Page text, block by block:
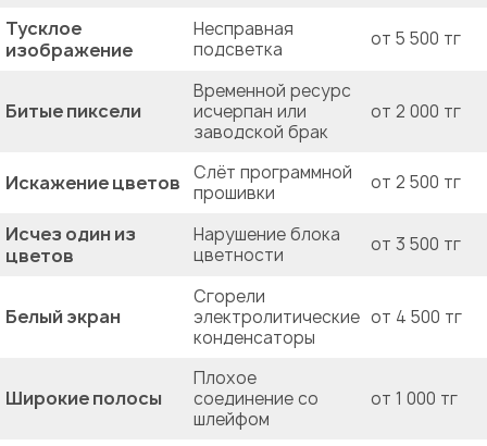
Тусклое
изображение
Несправная
подсветка
от 5 500 тг
Битые пиксели
Временной ресурс
исчерпан или
заводской брак
от 2 000 тг
Искажение цветов
Слёт программной
прошивки
от 2 500 тг
Исчез один из
цветов
Нарушение блока
цветности
от 3 500 тг
Белый экран
Сгорели
электролитические
конденсаторы
от 4 500 тг
Широкие полосы
Плохое
соединение со
шлейфом
от 1 000 тг